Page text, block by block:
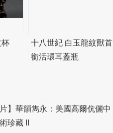
十八世紀 白玉龍紋獸首
銜活環耳蓋瓶